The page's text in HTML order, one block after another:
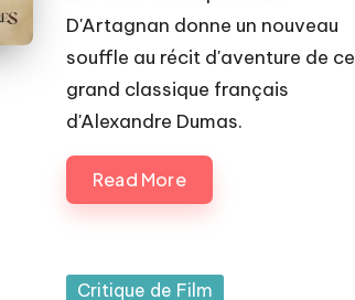
D'Artagnan donne un nouveau
souffle au récit d'aventure de ce
grand classique français
d'Alexandre Dumas.
Read More
Posted
Critique de Film